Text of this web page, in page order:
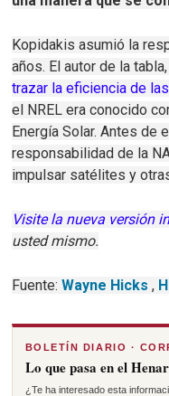
Kopidakis asumió la
años. El autor de la
trazar la eficiencia de
el NREL era conocido
Energía Solar.Antes de
responsabilidad de la
impulsar satélites y
Visite la nueva versión
usted mismo.
Fuente:Wayne Hicks ,
BOLETÍN DIARIO ·
Lo que pasa en el
¿Te ha interesado esta